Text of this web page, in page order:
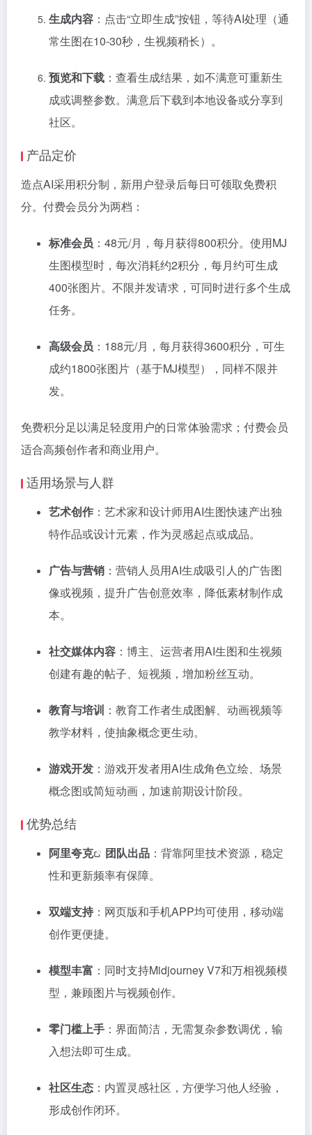
生成内容 ：点击“立即生成”按钮，等待AI处理（通
常生图在10-30秒，生视频稍长）。
预览和下载 ：查看生成结果，如不满意可重新生
成或调整参数。满意后下载到本地设备或分享到
社区。
产品定价
造点AI采用积分制，新用户登录后每日可领取免费积
分。付费会员分为两档：
标准会员 ：48元/月，每月获得800积分。使用MJ
生图模型时，每次消耗约2积分，每月约可生成
400张图片。不限并发请求，可同时进行多个生成
任务。
高级会员 ：188元/月，每月获得3600积分，可生
成约1800张图片（基于MJ模型），同样不限并
发。
免费积分足以满足轻度用户的日常体验需求；付费会员
适合高频创作者和商业用户。
适用场景与人群
艺术创作 ：艺术家和设计师用AI生图快速产出独
特作品或设计元素，作为灵感起点或成品。
广告与营销 ：营销人员用AI生成吸引人的广告图
像或视频，提升广告创意效率，降低素材制作成
本。
社交媒体内容 ：博主、运营者用AI生图和生视频
创建有趣的帖子、短视频，增加粉丝互动。
教育与培训 ：教育工作者生成图解、动画视频等
教学材料，使抽象概念更生动。
游戏开发 ：游戏开发者用AI生成角色立绘、场景
概念图或简短动画，加速前期设计阶段。
优势总结
阿里夸克 团队出品 ：背靠阿里技术资源，稳定
性和更新频率有保障。
双端支持 ：网页版和手机APP均可使用，移动端
创作更便捷。
模型丰富 ：同时支持Midjourney V7和万相视频模
型，兼顾图片与视频创作。
零门槛上手 ：界面简洁，无需复杂参数调优，输
入想法即可生成。
社区生态 ：内置灵感社区，方便学习他人经验，
形成创作闭环。